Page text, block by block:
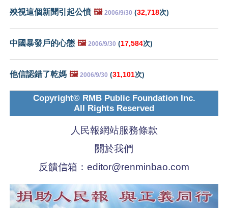
殃視這個新聞引起公憤 🖼️ 2006/9/30 (32,718次)
中國暴發戶的心態 🖼️ 2006/9/30 (17,584次)
他信認錯了乾媽 🖼️ 2006/9/30 (31,101次)
Copyright© RMB Public Foundation Inc.
All Rights Reserved
人民報網站服務條款
關於我們
反饋信箱： editor@renminbao.com